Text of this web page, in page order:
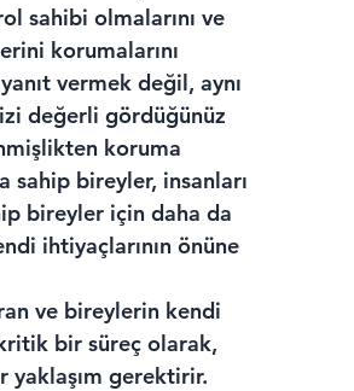
sahibi olmalarını ve
korumalarını
vermek değil, aynı
değerli gördüğünüz
koruma
sahip bireyler, insanları
bireyler için daha da
ihtiyaçlarının önüne
ve bireylerin kendi
bir süreç olarak,
yaklaşım gerektirir.